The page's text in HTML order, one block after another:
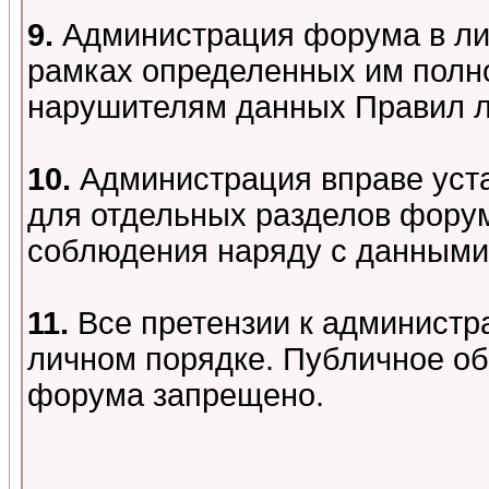
9. Администрация форума в
рамках определенных им
нарушителям данных Правил
10. Администрация вправе
для отдельных разделов
соблюдения наряду с
11. Все претензии к
личном порядке. Публичное
форума запрещено.